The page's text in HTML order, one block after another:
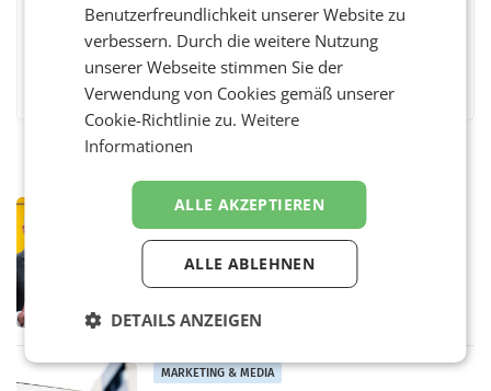
FacebookTwitterMessengerWhatsAppLinkedInXING Teilen
PRIMENEWS
Österreichische Post: Umsatzplus im
ersten Halbjahr trotz schwachem
Briefgeschäft
WIEN Die Österreichische Post AG hat im
von 1.544,0 Mio. EUR erwirtschaftet, was
Vergleichszeitraum
MARKETING & MEDIA
Benutzerfreundlichkeit unserer Website zu
verbessern. Durch die weitere Nutzung
unserer Webseite stimmen Sie der
Verwendung von Cookies gemäß unserer
Cookie-Richtlinie zu.Weitere
Informationen
ALLE AKZEPTIEREN
ALLE ABLEHNEN
DETAILS ANZEIGEN